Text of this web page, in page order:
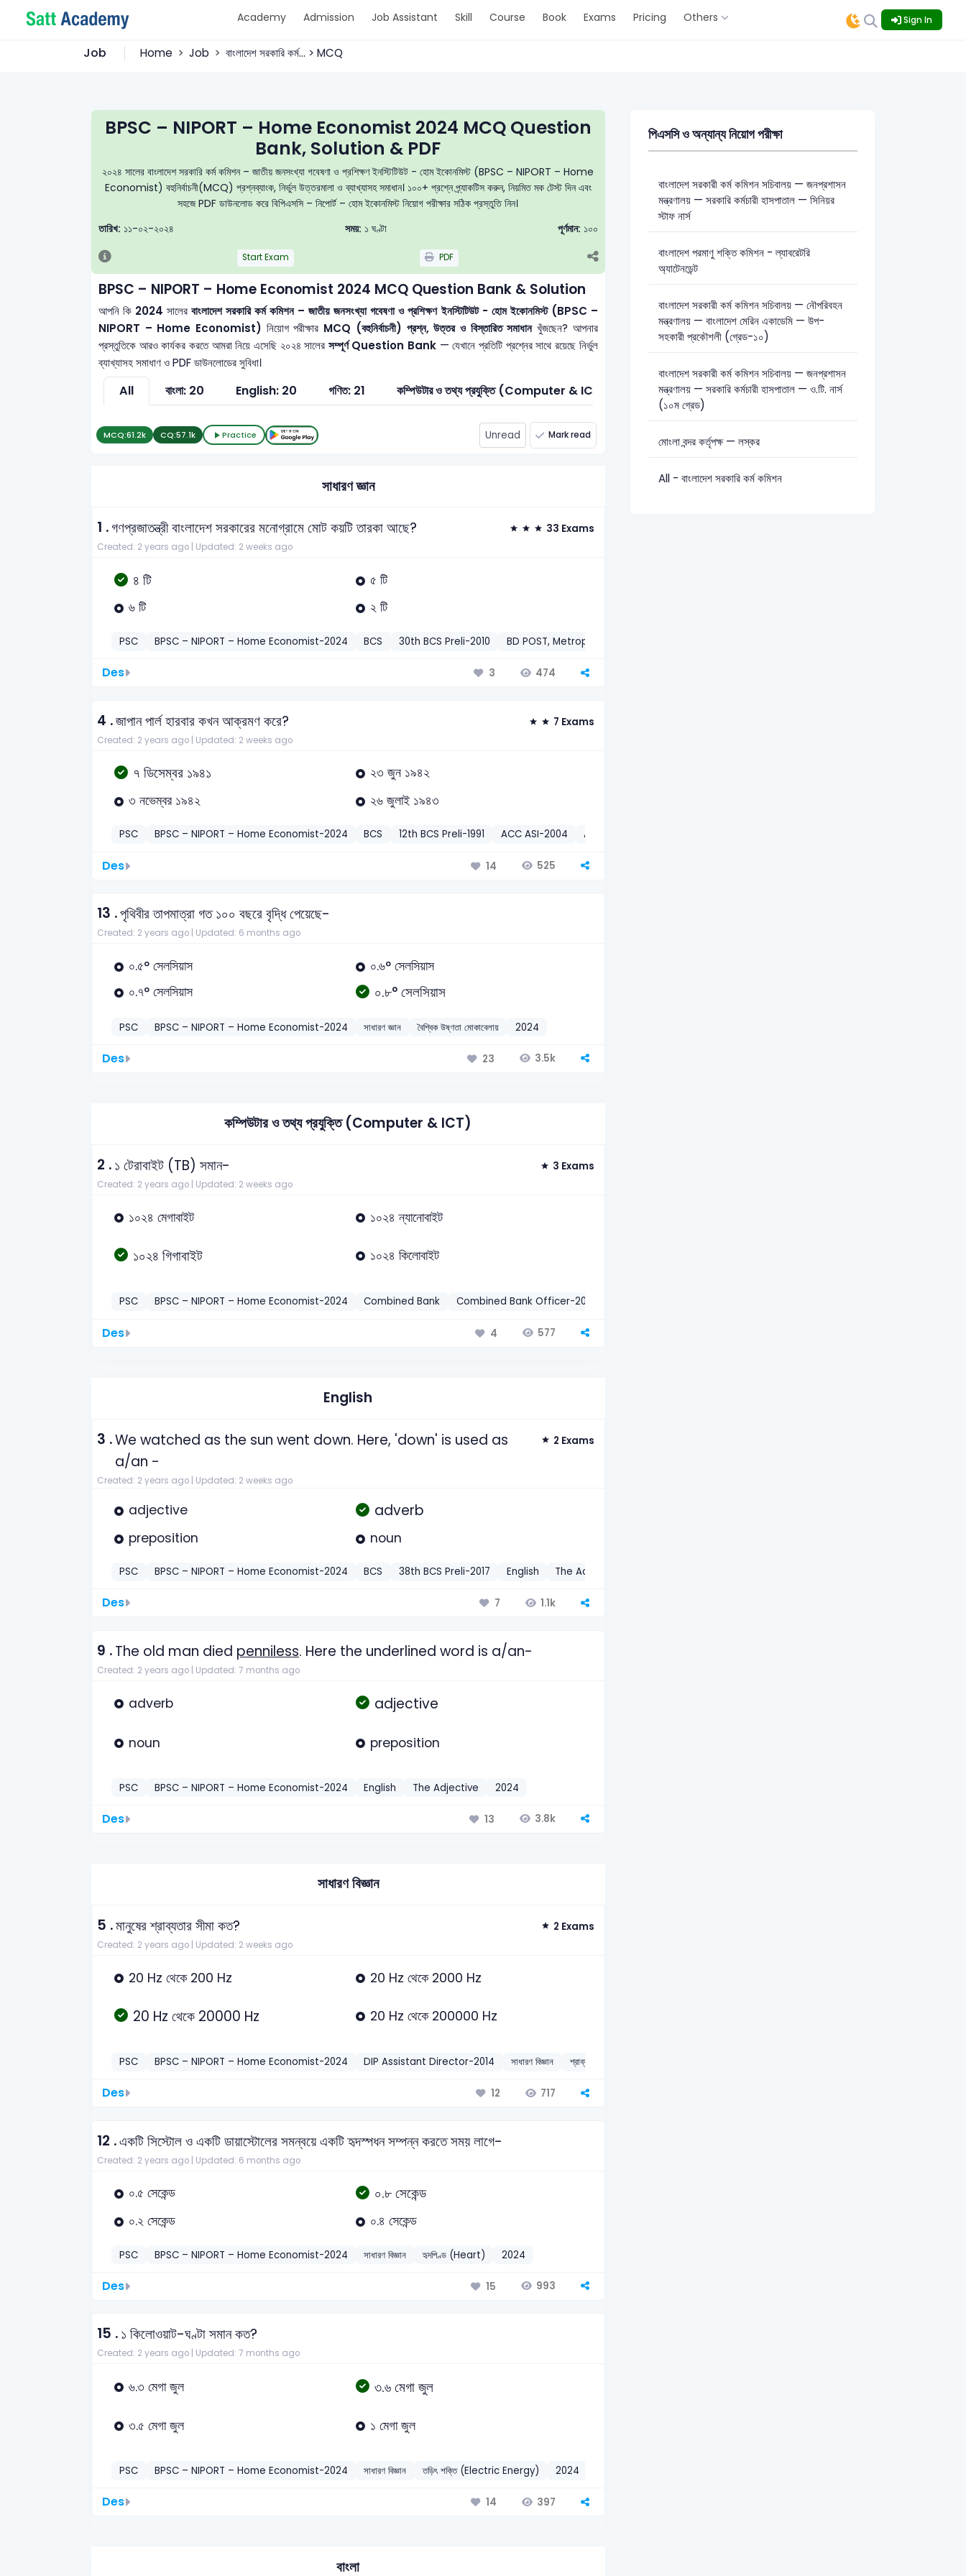
Academy Admission Job Assistant Skill Course Book Exams Pricing Others Sign In
Job Home Job বাংলাদেশ সরকারি কর্ম... > MCQ
BPSC – NIPORT – Home Economist 2024 MCQ Question
Bank, Solution & PDF
২০২৪ সালের বাংলাদেশ সরকারি কর্ম কমিশন – জাতীয় জনসংখ্যা গবেষণা ও প্রশিক্ষণ ইনস্টিটিউট - হোম ইকোনমিস্ট (BPSC – NIPORT – Home
Economist) বহুনির্বাচনী(MCQ) প্রশ্নব্যাংক, নির্ভুল উত্তরমালা ও ব্যাখ্যাসহ সমাধান। ১০০+ প্রশ্নে প্র্যাকটিস করুন, নিয়মিত মক টেস্ট দিন এবং
সহজে PDF ডাউনলোড করে বিপিএসসি – নিপোর্ট – হোম ইকোনমিস্ট নিয়োগ পরীক্ষার সঠিক প্রস্তুতি নিন।
তারিখ: ১১-০২-২০২৪ সময়: ১ ঘণ্টা পূর্ণমান: ১০০
Start Exam PDF
BPSC – NIPORT – Home Economist 2024 MCQ Question Bank & Solution
আপনি কি 2024 সালেরবাংলাদেশ সরকারি কর্ম কমিশন – জাতীয় জনসংখ্যা গবেষণা ও প্রশিক্ষণ ইনস্টিটিউট - হোম ইকোনমিস্ট (BPSC –
NIPORT – Home Economist) নিয়োগ পরীক্ষার MCQ (বহুনির্বাচনী) প্রশ্ন, উত্তর ও বিস্তারিত সমাধানখুঁজছেন? আপনার
প্রস্তুতিকে আরও কার্যকর করতে আমরা নিয়ে এসেছি ২০২৪ সালের সম্পূর্ণ Question Bank — যেখানে প্রতিটি প্রশ্নের সাথে রয়েছে নির্ভুল
ব্যাখ্যাসহ সমাধাণ ও PDF ডাউনলোডের সুবিধা।
All বাংলা: 20 English: 20 গণিত: 21 কম্পিউটার ও তথ্য প্রযুক্তি (Computer & ICT): 1 সাধারণ জ্ঞান: 22 সাধারণ বিজ্ঞান: 16
MCQ:61.2k CQ:57.1k Practice Unread Mark read
সাধারণ জ্ঞান
1 .গণপ্রজাতন্ত্রী বাংলাদেশ সরকারের মনোগ্রামে মোট কয়টি তারকা আছে? 33 Exams
Created: 2 years ago | Updated: 2 weeks ago
৪ টি
৫ টি
৬ টি
২ টি
PSC BPSC – NIPORT – Home Economist-2024 BCS 30th BCS Preli-2010 BD POST, Metropolitan Circle Inspector-2016
Des 3 474
4 .জাপান পার্ল হারবার কখন আক্রমণ করে? 7 Exams
Created: 2 years ago | Updated: 2 weeks ago
৭ ডিসেম্বর ১৯৪১
২৩ জুন ১৯৪২
৩ নভেম্বর ১৯৪২
২৬ জুলাই ১৯৪৩
PSC BPSC – NIPORT – Home Economist-2024 BCS 12th BCS Preli-1991 ACC ASI-2004 ACC Inspector-2003
Des 14 525
13 .পৃথিবীর তাপমাত্রা গত ১০০ বছরে বৃদ্ধি পেয়েছে-
Created: 2 years ago | Updated: 6 months ago
০.৫° সেলসিয়াস
০.৬° সেলসিয়াস
০.৭° সেলসিয়াস
০.৮° সেলসিয়াস
PSC BPSC – NIPORT – Home Economist-2024 সাধারণ জ্ঞান বৈশ্বিক উষ্ণতা মোকাবেলায় 2024
Des 23 3.5k
কম্পিউটার ও তথ্য প্রযুক্তি (Computer & ICT)
2 .১ টেরাবাইট (TB) সমান- 3 Exams
Created: 2 years ago | Updated: 2 weeks ago
১০২৪ মেগাবাইট ১০২৪ ন্যানোবাইট
১০২৪ গিগাবাইট ১০২৪ কিলোবাইট
PSC BPSC – NIPORT – Home Economist-2024 Combined Bank Combined Bank Officer-2023
Des 4 577
English
3 .We watched as the sun went down. Here, 'down' is used as
a/an -
2 Exams
Created: 2 years ago | Updated: 2 weeks ago
adjective adverb
preposition noun
PSC BPSC – NIPORT – Home Economist-2024 BCS 38th BCS Preli-2017 English The Adverb
Des 7 1.1k
9 .The old man died penniless. Here the underlined word is a/an-
Created: 2 years ago | Updated: 7 months ago
adverb adjective
noun preposition
PSC BPSC – NIPORT – Home Economist-2024 English The Adjective 2024
Des 13 3.8k
সাধারণ বিজ্ঞান
5 .মানুষের শ্রাব্যতার সীমা কত? 2 Exams
Created: 2 years ago | Updated: 2 weeks ago
20 Hz থেকে 200 Hz 20 Hz থেকে 2000 Hz
20 Hz থেকে 20000 Hz 20 Hz থেকে 200000 Hz
PSC BPSC – NIPORT – Home Economist-2024 DIP Assistant Director-2014 সাধারণ বিজ্ঞান শ্রাব্যতার পাল্লা (Audible Range)
Des 12 717
12 .একটি সিস্টোল ও একটি ডায়াস্টোলের সমন্বয়ে একটি হৃদস্পধন সম্পন্ন করতে সময় লাগে-
Created: 2 years ago | Updated: 6 months ago
০.৫ সেকেন্ড ০.৮ সেকেন্ড
০.২ সেকেন্ড ০.৪ সেকেন্ড
PSC BPSC – NIPORT – Home Economist-2024 সাধারণ বিজ্ঞান হৃদপিণ্ড (Heart) 2024
Des 15 993
15 .১ কিলোওয়াট-ঘণ্টা সমান কত?
Created: 2 years ago | Updated: 7 months ago
৬.৩ মেগা জুল ৩.৬ মেগা জুল
৩.৫ মেগা জুল ১ মেগা জুল
PSC BPSC – NIPORT – Home Economist-2024 সাধারণ বিজ্ঞান তড়িৎ শক্তি (Electric Energy) 2024
Des 14 397
বাংলা
পিএসসি ও অন্যান্য নিয়োগ পরীক্ষা
বাংলাদেশ সরকারী কর্ম কমিশন সচিবালয় — জনপ্রশাসন
মন্ত্রণালয় — সরকারি কর্মচারী হাসপাতাল — সিনিয়র
স্টাফ নার্স
বাংলাদেশ পরমাণু শক্তি কমিশন - ল্যাবরেটরি
অ্যাটেনডেন্ট
বাংলাদেশ সরকারী কর্ম কমিশন সচিবালয় — নৌপরিবহন
মন্ত্রণালয় — বাংলাদেশ মেরিন একাডেমি — উপ-
সহকারী প্রকৌশলী (গ্রেড-১০)
বাংলাদেশ সরকারী কর্ম কমিশন সচিবালয় — জনপ্রশাসন
মন্ত্রণালয় — সরকারি কর্মচারী হাসপাতাল — ও.টি. নার্স
(১০ম গ্রেড)
মোংলা বন্দর কর্তৃপক্ষ — লস্কর
All - বাংলাদেশ সরকারি কর্ম কমিশন